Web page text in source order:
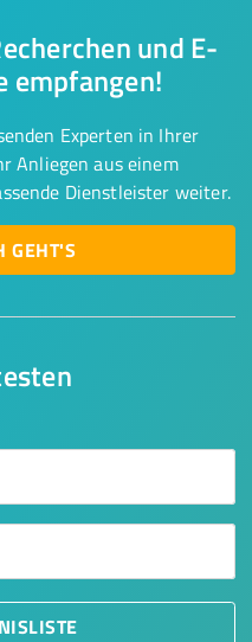
und E-
empfangen!
Experten in Ihrer
Anliegen aus einem
Dienstleister weiter.
GEHT'S